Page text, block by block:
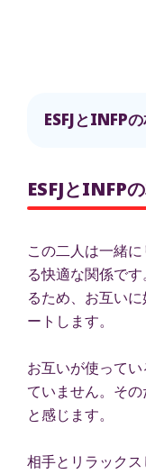
ESFJとINFP
ESFJとINFP
この二人は一緒
る快適な関係で
るため、お互い
ートします。
お互いが使って
ていません。そ
と感じます。
相手とリラック